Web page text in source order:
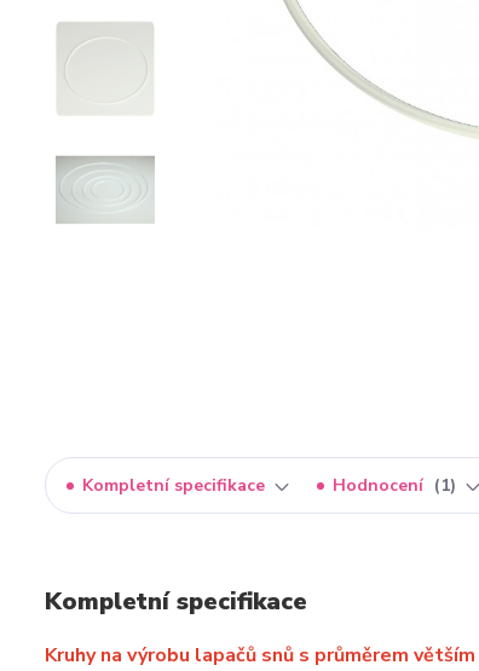
Kompletní specifikace Hodnocení 1
Kompletní specifikace
Kruhy na výrobu lapačů snů s průměrem